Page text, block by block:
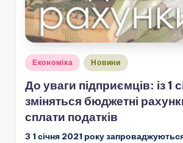
Опубліковано
Економіка Новини
До уваги підприємців: із 1
зміняться бюджетні
сплати податків
З 1 січня 2021 року